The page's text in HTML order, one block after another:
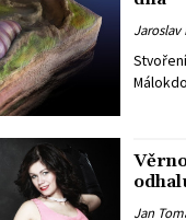
Jaroslav
Jan